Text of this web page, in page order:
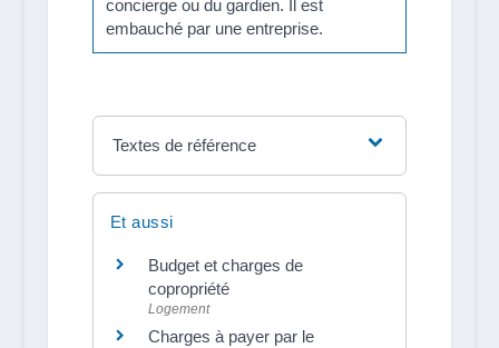
concierge ou du gardien. Il est
embauché par une entreprise.
Textes de référence
Et aussi
Budget et charges de
copropriété
Logement
Charges à payer par le